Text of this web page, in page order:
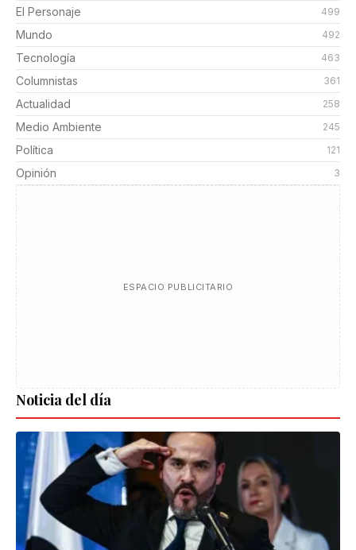
El Personaje 499
Mundo 492
Tecnología 463
Columnistas 361
Actualidad 258
Medio Ambiente 245
Política 121
Opinión 3
ESPACIO PUBLICITARIO
Noticia del día